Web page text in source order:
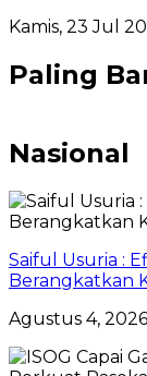
Kamis, 23 Jul
Paling
Nasional
Saiful Usuria :
Berangkatkan
Agustus 4,